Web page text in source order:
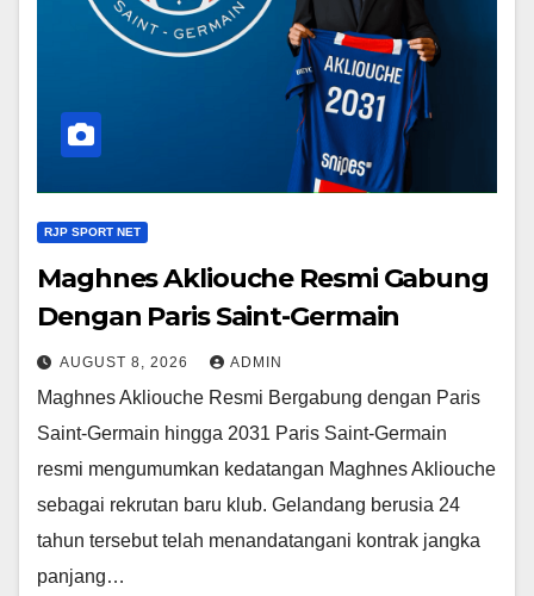
RJP SPORT NET
Maghnes Akliouche Resmi Gabung
Dengan Paris Saint-Germain
AUGUST 8, 2026 ADMIN
Maghnes Akliouche Resmi Bergabung dengan Paris
Saint-Germain hingga 2031 Paris Saint-Germain
resmi mengumumkan kedatangan Maghnes Akliouche
sebagai rekrutan baru klub. Gelandang berusia 24
tahun tersebut telah menandatangani kontrak jangka
panjang…